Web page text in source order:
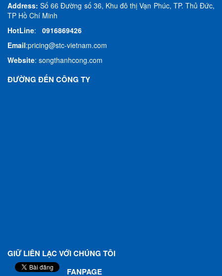
Address:Số 66 Đường số 36, Khu đô thị Vạn Phúc, TP. Thủ Đức,
TP Hồ Chí Minh
HotLine: 0916869426
Email:pricing@stc-vietnam.com
Website: songthanhcong.com
ĐƯỜNG ĐẾN CÔNG TY
GIỮ LIÊN LẠC VỚI CHÚNG TÔI
FANPAGE